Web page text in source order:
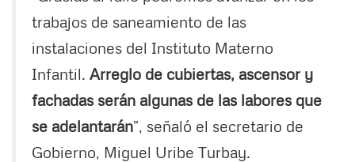
trabajos de saneamiento de las
instalaciones del Instituto Materno
Infantil. Arreglo de cubiertas, ascensor y
fachadas serán algunas de las labores que
se adelantarán”, señaló el secretario de
Gobierno, Miguel Uribe Turbay.